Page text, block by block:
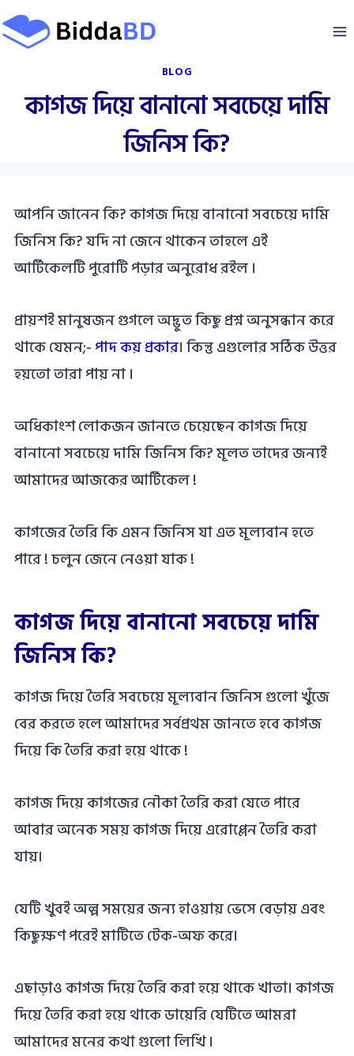
Skip
to
BLOG
কাগজ দিয়ে বানানো সবচেয়ে দামি
জিনিস কি?
আপনি জানেন কি? কাগজ দিয়ে বানানো সবচেয়ে দামি
জিনিস কি? যদি না জেনে থাকেন তাহলে এই
আর্টিকেলটি পুরোটি পড়ার অনুরোধ রইল ।
প্রায়শই মানুষজন গুগলে অদ্ভুত কিছু প্রশ্ন অনুসন্ধান করে
থাকে যেমন;-পাদ কয় প্রকার। কিন্তু এগুলোর সঠিক উত্তর
হয়তো তারা পায় না ।
অধিকাংশ লোকজন জানতে চেয়েছেন কাগজ দিয়ে
বানানো সবচেয়ে দামি জিনিস কি? মূলত তাদের জন্যই
আমাদের আজকের আর্টিকেল !
কাগজের তৈরি কি এমন জিনিস যা এত মূল্যবান হতে
পারে ! চলুন জেনে নেওয়া যাক !
কাগজ দিয়ে বানানো সবচেয়ে দামি
জিনিস কি?
কাগজ দিয়ে তৈরি সবচেয়ে মূল্যবান জিনিস গুলো খুঁজে
বের করতে হলে আমাদের সর্বপ্রথম জানতে হবে কাগজ
দিয়ে কি তৈরি করা হয়ে থাকে !
কাগজ দিয়ে কাগজের নৌকা তৈরি করা যেতে পারে
আবার অনেক সময় কাগজ দিয়ে এরোপ্লেন তৈরি করা
যায়।
যেটি খুবই অল্প সময়ের জন্য হাওয়ায় ভেসে বেড়ায় এবং
কিছুক্ষণ পরেই মাটিতে টেক-অফ করে।
এছাড়াও কাগজ দিয়ে তৈরি করা হয়ে থাকে খাতা। কাগজ
দিয়ে তৈরি করা হয়ে থাকে ডায়েরি যেটিতে আমরা
আমাদের মনের কথা গুলো লিখি ।